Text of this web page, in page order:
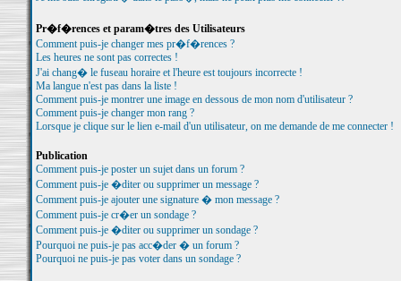
Pr�f�rences et param�tres des Utilisateurs
Comment puis-je changer mes pr�f�rences ?
Les heures ne sont pas correctes !
J'ai chang� le fuseau horaire et l'heure est toujours incorrecte !
Ma langue n'est pas dans la liste !
Comment puis-je montrer une image en dessous de mon nom d'utilisateur ?
Comment puis-je changer mon rang ?
Lorsque je clique sur le lien e-mail d'un utilisateur, on me demande de me connecter !
Publication
Comment puis-je poster un sujet dans un forum ?
Comment puis-je �diter ou supprimer un message ?
Comment puis-je ajouter une signature � mon message ?
Comment puis-je cr�er un sondage ?
Comment puis-je �diter ou supprimer un sondage ?
Pourquoi ne puis-je pas acc�der � un forum ?
Pourquoi ne puis-je pas voter dans un sondage ?